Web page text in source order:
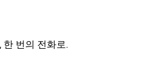
한 번의 전화로.